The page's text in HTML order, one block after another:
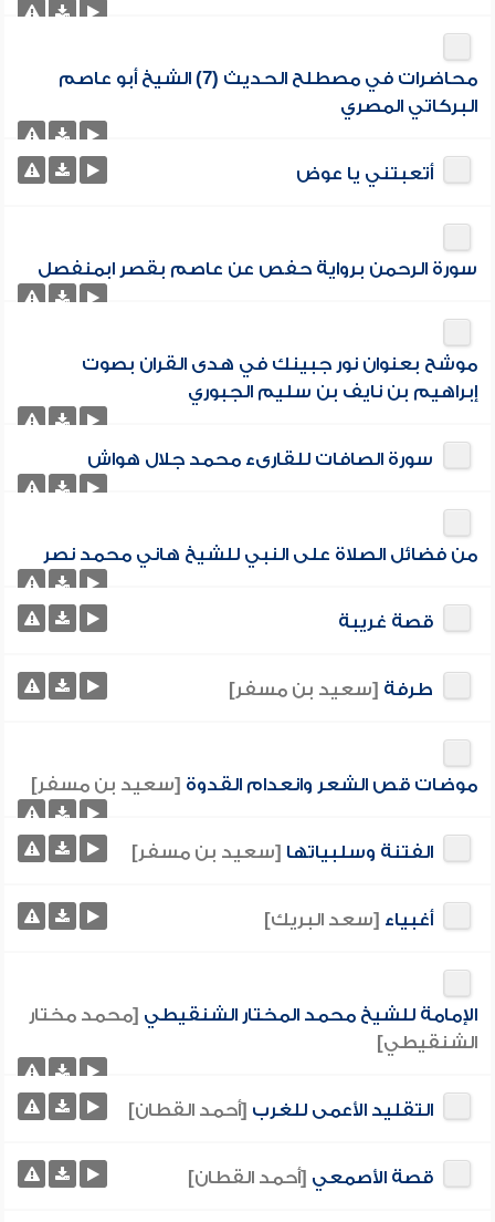
محاضرات في مصطلح الحديث (7) الشيخ أبو عاصم
البركاتي المصري
أتعبتني يا عوض
سورة الرحمن برواية حفص عن عاصم بقصر ابمنفصل
موشح بعنوان نور جبينك في هدى القران بصوت
إبراهيم بن نايف بن سليم الجبوري
سورة الصافات للقارىء محمد جلال هواش
من فضائل الصلاة على النبي للشيخ هاني محمد نصر
قصة غريبة
طرفة [سعيد بن مسفر]
موضات قص الشعر وانعدام القدوة [سعيد بن مسفر]
الفتنة وسلبياتها [سعيد بن مسفر]
أغبياء [سعد البريك]
الإمامة للشيخ محمد المختار الشنقيطي [محمد مختار
الشنقيطي]
التقليد الأعمى للغرب [أحمد القطان]
قصة الأصمعي [أحمد القطان]